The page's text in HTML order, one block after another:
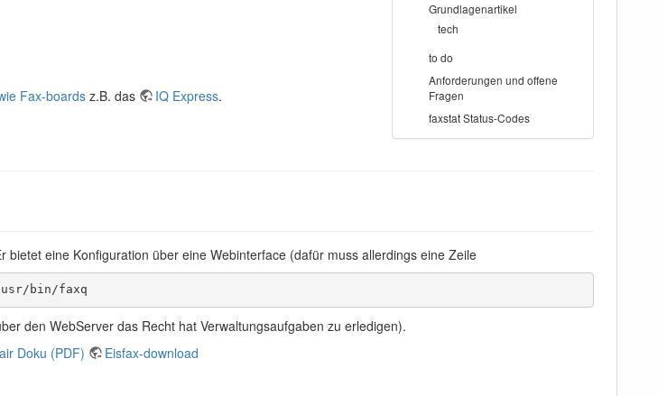
Grundlagenartikel
tech
to do
Anforderungen und offene
Fragen
faxstat Status-Codes
Fax-boardsz.B. das IQ Express.
bietet eine Konfiguration über eine Webinterface (dafür muss allerdings eine Zeile
/usr/bin/faxq
den WebServer das Recht hat Verwaltungsaufgaben zu erledigen).
Doku (PDF) Eisfax-download